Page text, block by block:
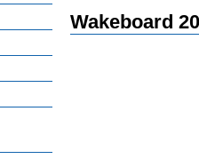
Wakeboard